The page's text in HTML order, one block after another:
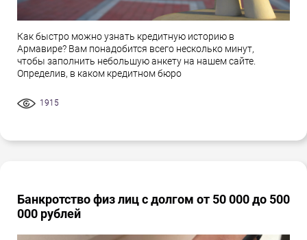
Как быстро можно узнать кредитную историю в
Армавире? Вам понадобится всего несколько минут,
чтобы заполнить небольшую анкету на нашем сайте.
Определив, в каком кредитном бюро
1915
Банкротство физ лиц с долгом от 50 000 до 500
000 рублей